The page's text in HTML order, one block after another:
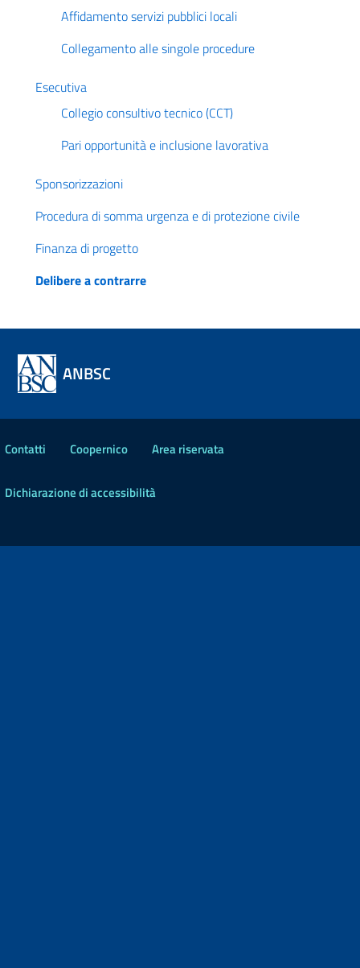
Affidamento servizi pubblici locali
Collegamento alle singole procedure
Esecutiva
Collegio consultivo tecnico (CCT)
Pari opportunità e inclusione lavorativa
Sponsorizzazioni
Procedura di somma urgenza e di protezione civile
Finanza di progetto
Delibere a contrarre
ANBSC
Contatti Coopernico Area riservata
Dichiarazione di accessibilità